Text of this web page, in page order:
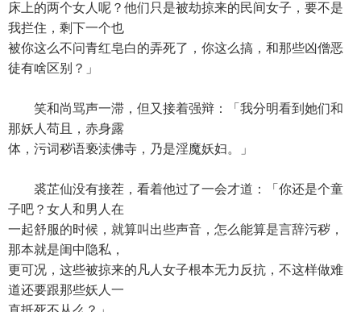
床上的两个女人呢？他们只是被劫掠来的民间女子，要不是
我拦住，剩下一个也
被你这么不问青红皂白的弄死了，你这么搞，和那些凶僧恶
徒有啥区别？」
笑和尚骂声一滞，但又接着强辩：「我分明看到她们和
那妖人苟且，赤身露
体，污词秽语亵渎佛寺，乃是淫魔妖妇。」
裘芷仙没有接茬，看着他过了一会才道：「你还是个童
子吧？女人和男人在
一起舒服的时候，就算叫出些声音，怎么能算是言辞污秽，
那本就是闺中隐私，
更可况，这些被掠来的凡人女子根本无力反抗，不这样做难
道还要跟那些妖人一